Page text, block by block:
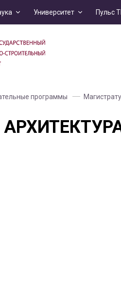
Университет Пульс
программы